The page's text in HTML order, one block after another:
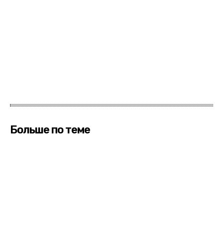
Больше по теме